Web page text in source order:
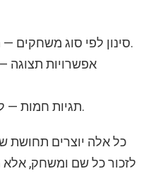
סינון לפי סוג משחקים — הופך את הדפדוף לממוקד.
אפשרויות תצוגה
תגיות חמות — להבחין במה פופולרי ברגע.
כל אלה יוצרים תחושת
לזכור כל שם ומשחק, אלא